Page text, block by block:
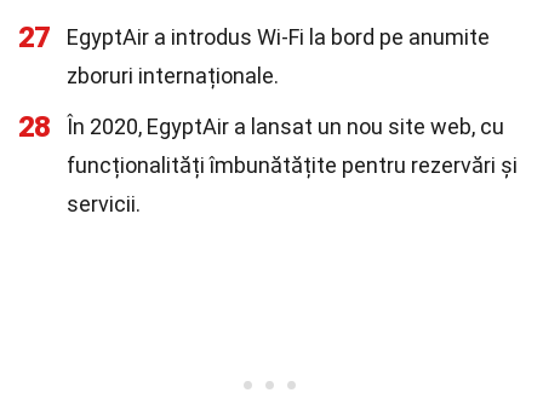
27
EgyptAir a introdus Wi-Fi la bord pe anumite
zboruri internaționale.
28
În 2020, EgyptAir a lansat un nou site web, cu
funcționalități îmbunătățite pentru rezervări și
servicii.